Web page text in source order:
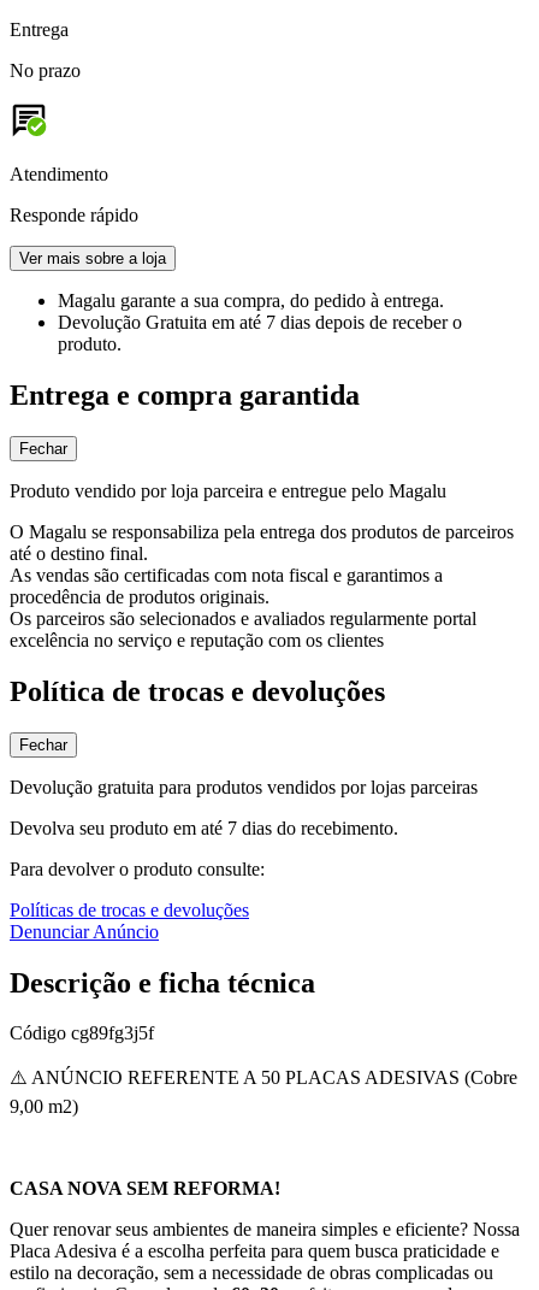
Entrega
No prazo
Atendimento
Responde rápido
Ver mais sobre a loja
Magalu garante a sua compra, do pedido à entrega.
Devolução Gratuita em até 7 dias depois de receber o
produto.
Entrega e compra garantida
Fechar
Produto vendido por loja parceira e entregue pelo Magalu
O Magalu se responsabiliza pela entrega dos produtos de parceiros
até o destino final.
As vendas são certificadas com nota fiscal e garantimos a
procedência de produtos originais.
Os parceiros são selecionados e avaliados regularmente portal
excelência no serviço e reputação com os clientes
Política de trocas e devoluções
Fechar
Devolução gratuita para produtos vendidos por lojas parceiras
Devolva seu produto em até 7 dias do recebimento.
Para devolver o produto consulte:
Políticas de trocas e devoluções
Denunciar Anúncio
Descrição e ficha técnica
Código cg89fg3j5f
⚠️ ANÚNCIO REFERENTE A 50 PLACAS ADESIVAS (Cobre
9,00 m2)
CASA NOVA SEM REFORMA!
Quer renovar seus ambientes de maneira simples e eficiente? Nossa
Placa Adesiva é a escolha perfeita para quem busca praticidade e
estilo na decoração, sem a necessidade de obras complicadas ou